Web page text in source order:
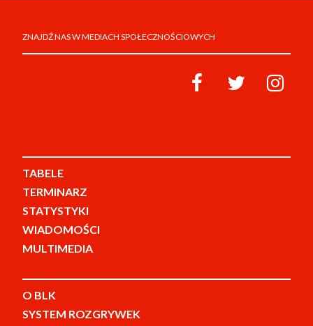
ZNAJDŹ NAS W MEDIACH SPOŁECZNOŚCIOWYCH
TABELE
TERMINARZ
STATYSTYKI
WIADOMOŚCI
MULTIMEDIA
O BLK
SYSTEM ROZGRYWEK